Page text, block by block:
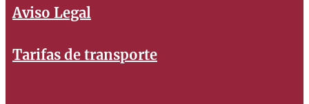
Aviso Legal
Tarifas de transporte